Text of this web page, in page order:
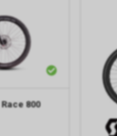
800